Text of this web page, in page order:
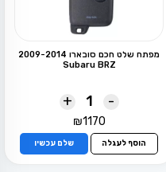
מפתח שלט חכם סובארו 2009-2014
Subaru BRZ
-
+
₪1170
הוסף לעגלה שלם עכשיו